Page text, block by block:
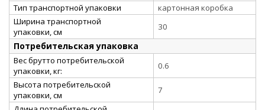
Тип транспортной упаковки
картонная коробка
Ширина транспортной
упаковки, см
30
Потребительская упаковка
Вес брутто потребительской
упаковки, кг:
0.6
Высота потребительской
упаковки, см
7